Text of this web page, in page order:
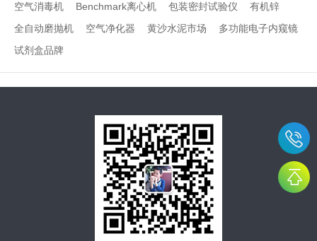
空气消毒机
Benchmark离心机 包装密封试验仪
有机锌
全自动磨抛机
空气净化器 黄沙水泥市场
多功能电子内窥镜
试剂盒品牌